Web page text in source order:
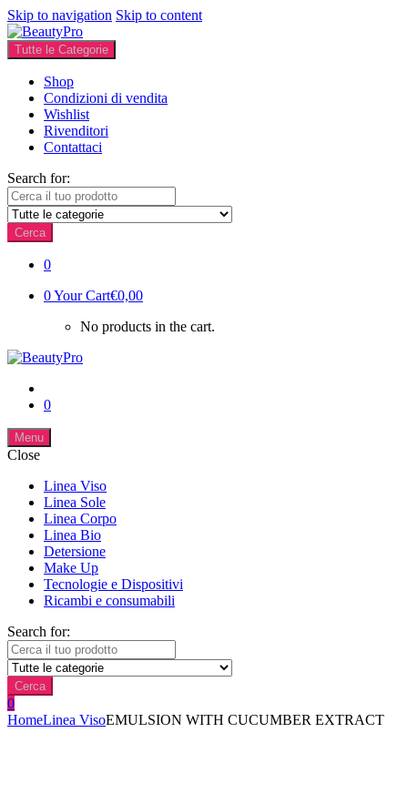
Skip to navigation Skip to content
Tutte le Categorie
Shop
Condizioni di vendita
Wishlist
Rivenditori
Contattaci
Search for:
Cerca
0
0Your Cart€0,00
No products in the cart.
0
Menu
Close
Linea Viso
Linea Sole
Linea Corpo
Linea Bio
Detersione
Make Up
Tecnologie e Dispositivi
Ricambi e consumabili
Search for:
Cerca
0
HomeLinea VisoEMULSION WITH CUCUMBER EXTRACT